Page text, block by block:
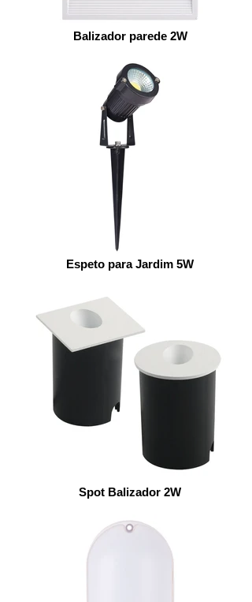
Balizador parede 2W
Espeto para Jardim 5W
Spot Balizador 2W